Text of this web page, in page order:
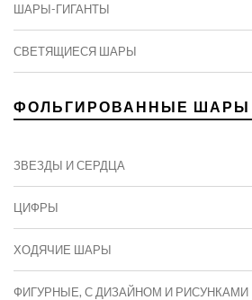
ШАРЫ-ГИГАНТЫ
СВЕТЯЩИЕСЯ ШАРЫ
ФОЛЬГИРОВАННЫЕ ШАРЫ
ЗВЕЗДЫ И СЕРДЦА
ЦИФРЫ
ХОДЯЧИЕ ШАРЫ
ФИГУРНЫЕ, С ДИЗАЙНОМ И РИСУНКАМИ